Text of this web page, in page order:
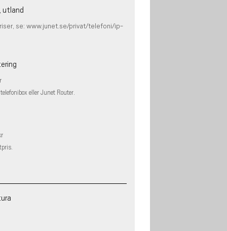
utland
se: www.junet.se/privat/telefoni/ip-
eller Junet Router.